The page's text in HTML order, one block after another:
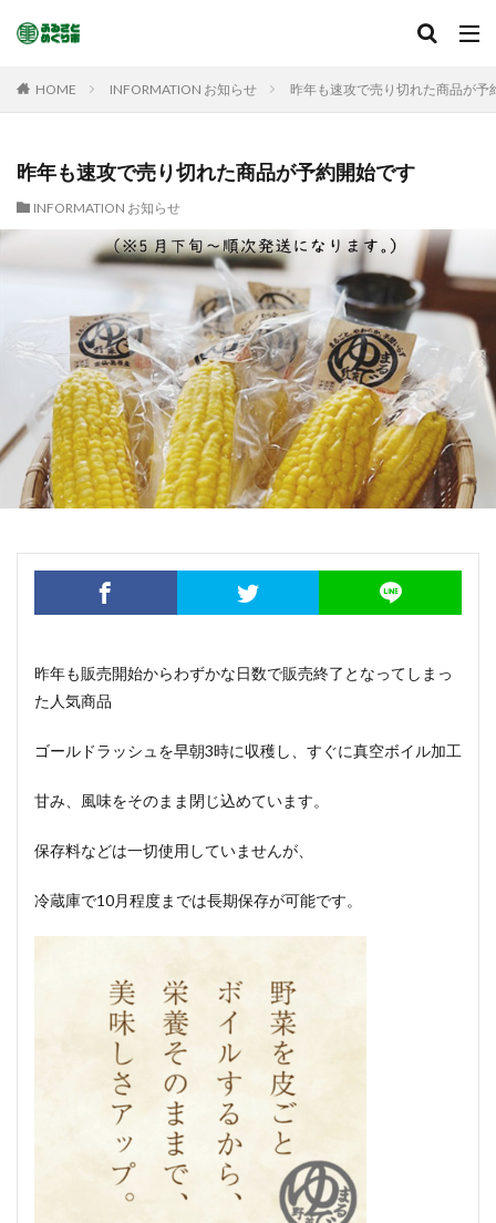
HOME INFORMATION お知らせ 昨年も速攻で売り切れた商品が予
昨年も速攻で売り切れた商品が予約開始です
INFORMATION お知らせ
昨年も販売開始からわずかな日数で販売終了となってしまっ
た人気商品
ゴールドラッシュを早朝3時に収穫し、すぐに真空ボイル加工
甘み、風味をそのまま閉じ込めています。
保存料などは一切使用していませんが、
冷蔵庫で10月程度までは長期保存が可能です。